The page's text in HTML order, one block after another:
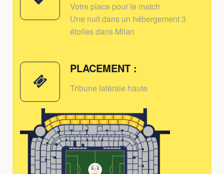
Votre place pour le match
Une nuit dans un hébergement 3
étoiles dans Milan
PLACEMENT :
Tribune latérale haute